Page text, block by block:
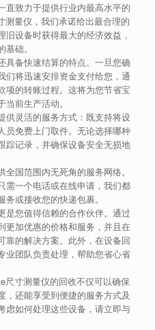
直致力于提供行业内最高水平的
测量仪，我们承诺给出最合理的
设备时获得最大的经济效益，
础。
具备快速结算的特点。一旦您确
们将迅速安排资金支付给您，通
项的转账过程。这将为您节省宝
前生产活动。
供灵活的服务方式：既支持将设
员免费上门取件。无论选择哪种
踪记录，并确保设备安全无损地
国范围内无死角的服务网络。
需一个电话或在线申请，我们都
或接收您的快递包裹。
是您值得信赖的合作伙伴。通过
更加优惠的价格和服务，并且在
靠的解决方案。此外，在设备回
业团队负责处理，帮助您省心省
尺寸测量仪的回收不仅可以确保
，还能享受到便捷的服务方式及
虑如何处理这些设备，请立即与